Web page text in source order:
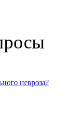
невроза?